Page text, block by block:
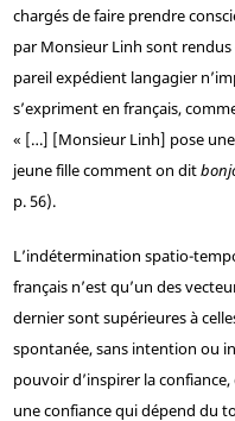
chargés de faire prendre
par Monsieur Linh sont
pareil expédient langagier
s’expriment en français,
« […] [Monsieur Linh] pose
jeune fille comment on dit
p. 56).
L’indétermination spatio-
français n’est qu’un des
dernier sont supérieures à
spontanée, sans intention ou
pouvoir d’inspirer la
une confiance qui dépend du